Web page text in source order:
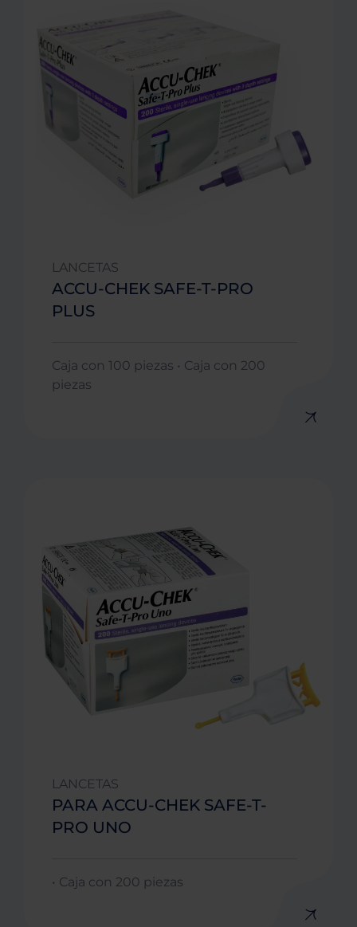
LANCETAS
ACCU-CHEK SAFE-T-PRO
PLUS
Caja con 100 piezas • Caja con 200
piezas
LANCETAS
PARA ACCU-CHEK SAFE-T-
PRO UNO
• Caja con 200 piezas